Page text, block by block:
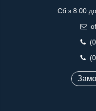
Сб з 8:00